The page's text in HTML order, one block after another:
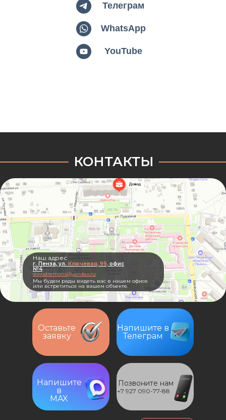
Телеграм
WhatsApp
YouTube
КОНТАКТЫ
Напишите в
Телеграм
Напишите
в
MAX
Позвоните нам
+7 927 090-77-88
Оставьте
заявку
Мы будем рады видеть вас в нашем офисе
или встретиться на вашем объекте.
Наш адрес
dovodremont@yandex.ru
г. Пенза, ул. Ключевая, 99, офис
№4